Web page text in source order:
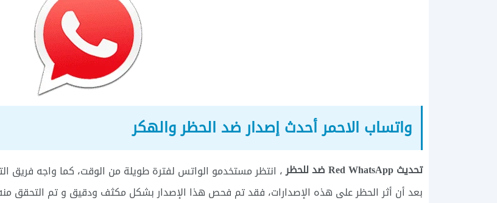
واتساب الاحمر أحدث إصدار ضد الحظر والهكر
تحديث Red WhatsApp ضد للحظر
، انتظر مستخدمو الواتس لفترة طويلة من الوقت، كما واجه فريق
بعد أن أثر الحظر على هذه الإصدارات، فقد تم فحص هذا الإصدار بشكل مكثف ودقيق و تم التحقق